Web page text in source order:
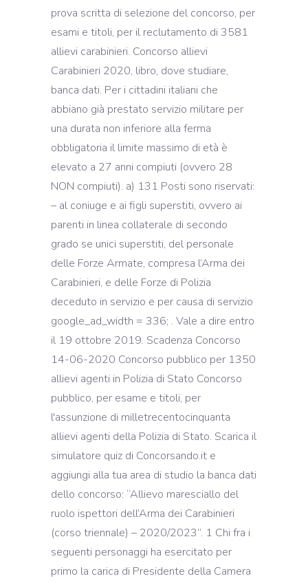
prova scritta di selezione del concorso, per
esami e titoli, per il reclutamento di 3581
allievi carabinieri. Concorso allievi
Carabinieri 2020, libro, dove studiare,
banca dati. Per i cittadini italiani che
abbiano già prestato servizio militare per
una durata non inferiore alla ferma
obbligatoria il limite massimo di età è
elevato a 27 anni compiuti (ovvero 28
NON compiuti). a) 131 Posti sono riservati:
– al coniuge e ai figli superstiti, ovvero ai
parenti in linea collaterale di secondo
grado se unici superstiti, del personale
delle Forze Armate, compresa l’Arma dei
Carabinieri, e delle Forze di Polizia
deceduto in servizio e per causa di servizio
google_ad_width = 336; . Vale a dire entro
il 19 ottobre 2019. Scadenza Concorso
14-06-2020 Concorso pubblico per 1350
allievi agenti in Polizia di Stato Concorso
pubblico, per esame e titoli, per
l'assunzione di milletrecentocinquanta
allievi agenti della Polizia di Stato. Scarica il
simulatore quiz di Concorsando.it e
aggiungi alla tua area di studio la banca dati
dello concorso: “Allievo maresciallo del
ruolo ispettori dell’Arma dei Carabinieri
(corso triennale) – 2020/2023”. 1 Chi fra i
seguenti personaggi ha esercitato per
primo la carica di Presidente della Camera